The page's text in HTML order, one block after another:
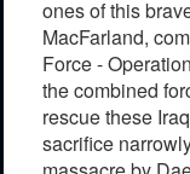
ones of this
MacFarland,
Force -
the combined
rescue these
sacrifice